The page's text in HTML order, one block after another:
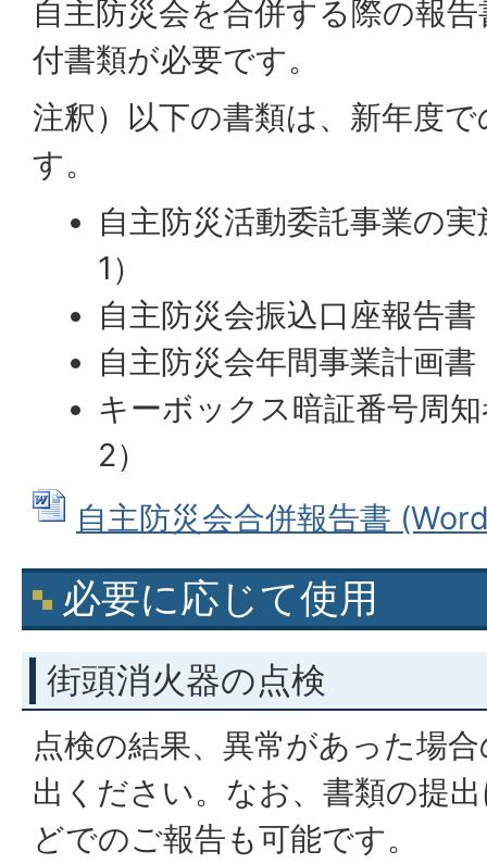
自主防災会を合併する際の報
付書類が必要です。
注釈）以下の書類は、新年度
す。
自主防災活動委託事業の
1）
自主防災会振込口座報告
自主防災会年間事業計画
キーボックス暗証番号周
2）
自主防災会合併報告書
必要に応じて使用
街頭消火器の点検
点検の結果、異常があった場
出ください。なお、書類の提
どでのご報告も可能です。